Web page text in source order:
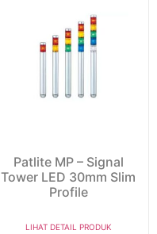
Patlite MP – Signal
Tower LED 30mm Slim
Profile
LIHAT DETAIL PRODUK